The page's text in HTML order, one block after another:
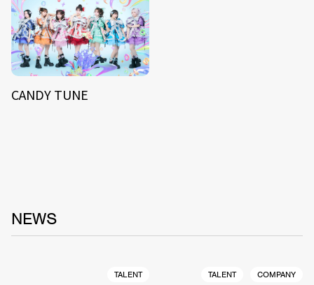
CANDY TUNE
NEWS
TALENT TALENT COMPANY